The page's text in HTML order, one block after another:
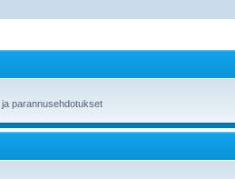
parannusehdotukset